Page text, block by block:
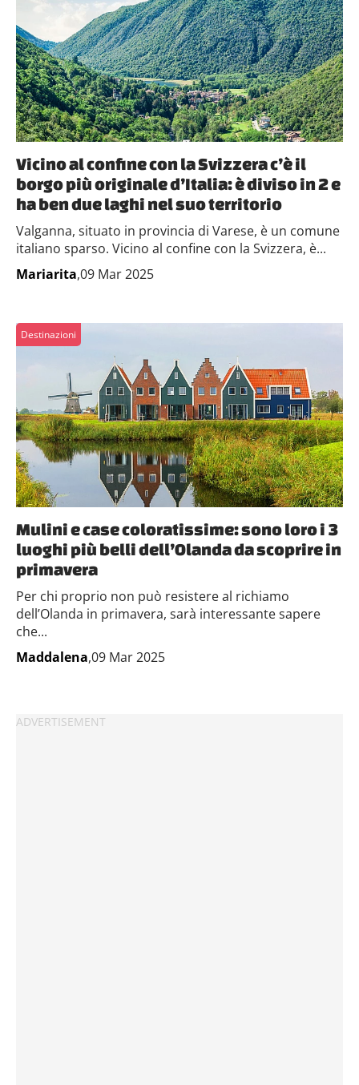
Vicino al confine con la Svizzera c’è il
borgo più originale d’Italia: è diviso in 2 e
ha ben due laghi nel suo territorio
Valganna, situato in provincia di Varese, è un comune
italiano sparso. Vicino al confine con la Svizzera, è...
Mariarita,09 Mar 2025
Destinazioni
Mulini e case coloratissime: sono loro i 3
luoghi più belli dell’Olanda da scoprire in
primavera
Per chi proprio non può resistere al richiamo
dell’Olanda in primavera, sarà interessante sapere
che...
Maddalena,09 Mar 2025